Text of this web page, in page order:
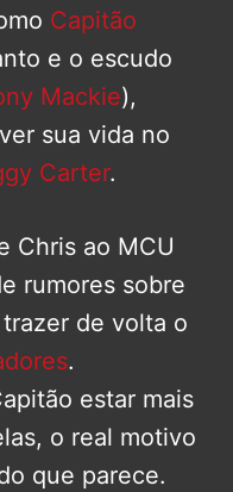
Capitão
e o escudo
Mackie),
sua vida no
Carter.
Chris ao MCU
rumores sobre
de volta o
.
estar mais
o real motivo
que parece.